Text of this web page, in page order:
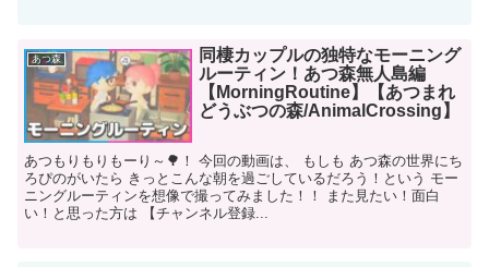
あつ森
同棲カップルの独特なモーニング
ルーティン！あつ森無人島編
【MorningRoutine】【あつまれ
どうぶつの森/AnimalCrossing】
あつもりもりもーり～🌳！ 今回の動画は、 もしも あつ森の世界にち
ろぴのがいたら きっとこんな朝を過ごしているだろう！という モー
ニングルーティンを想像で撮ってみました！！ また見たい！面白
い！と思った方は 【チャンネル登録...